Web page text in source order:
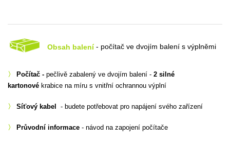
Obsah balení- počítač ve dvojím balení s výplněmi
〉 Počítač - pečlivě zabalený ve dvojím balení - 2 silné
kartonové krabice na míru s vnitřní ochrannou výplní
〉 Síťový kabel - budete potřebovat pro napájení svého zařízení
〉 Průvodní informace - návod na zapojení počítače